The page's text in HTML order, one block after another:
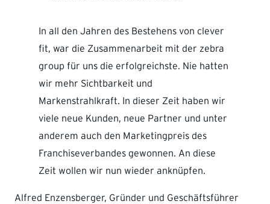
In all den Jahren des Bestehens von clever
fit, war die Zusammenarbeit mit der zebra
group für uns die erfolgreichste. Nie hatten
wir mehr Sichtbarkeit und
Markenstrahlkraft. In dieser Zeit haben wir
viele neue Kunden, neue Partner und unter
anderem auch den Marketingpreis des
Franchiseverbandes gewonnen. An diese
Zeit wollen wir nun wieder anknüpfen.
Alfred Enzensberger, Gründer und Geschäftsführer